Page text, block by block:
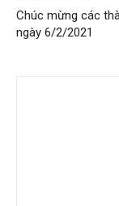
Chúc mừng các
ngày 6/2/2021